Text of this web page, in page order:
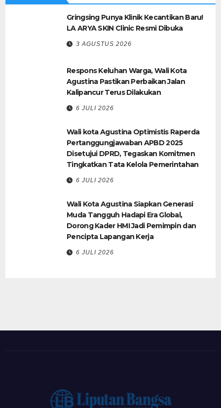
Gringsing Punya Klinik Kecantikan Baru!
LA ARYA SKIN Clinic Resmi Dibuka
3 AGUSTUS 2026
Respons Keluhan Warga, Wali Kota
Agustina Pastikan Perbaikan Jalan
Kalipancur Terus Dilakukan
6 JULI 2026
Wali kota Agustina Optimistis Raperda
Pertanggungjawaban APBD 2025
Disetujui DPRD, Tegaskan Komitmen
Tingkatkan Tata Kelola Pemerintahan
6 JULI 2026
Wali Kota Agustina Siapkan Generasi
Muda Tangguh Hadapi Era Global,
Dorong Kader HMI Jadi Pemimpin dan
Pencipta Lapangan Kerja
6 JULI 2026